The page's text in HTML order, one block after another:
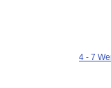
4 - 7